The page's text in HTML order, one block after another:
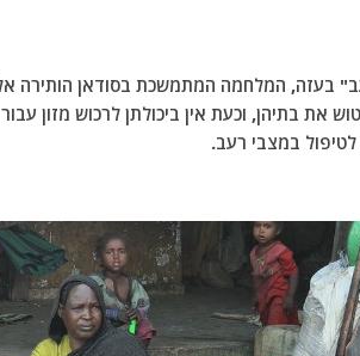
בעזה, המלחמה המתמשכת בסודאן הותירה
בתיהן, וכעת אין ביכולתן לרכוש מזון
לטיפול במצבי רעב.